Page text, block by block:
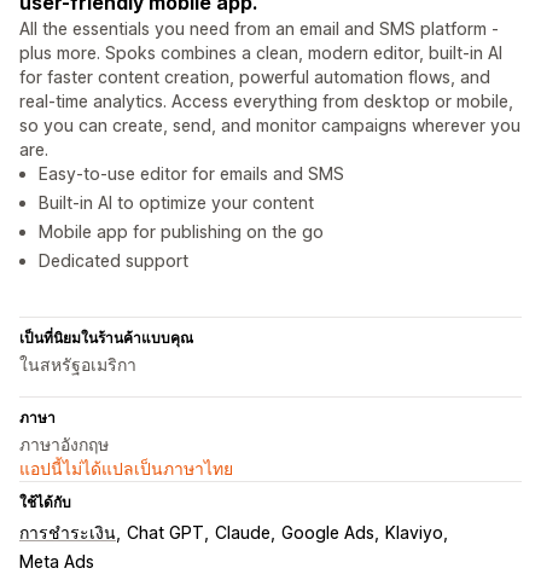
All the essentials you need from an email and SMS platform -
plus more. Spoks combines a clean, modern editor, built-in AI
for faster content creation, powerful automation flows, and
real-time analytics. Access everything from desktop or mobile,
so you can create, send, and monitor campaigns wherever you
are.
Easy-to-use editor for emails and SMS
Built-in AI to optimize your content
Mobile app for publishing on the go
Dedicated support
เป็นที่นิยมในร้านค้าแบบคุณ
ในสหรัฐอเมริกา
ภาษา
ภาษาอังกฤษ
แอปนี้ไม่ได้แปลเป็นภาษาไทย
ใช้ได้กับ
การชำระเงิน Chat GPT Claude Google Ads
Klaviyo
Meta Ads